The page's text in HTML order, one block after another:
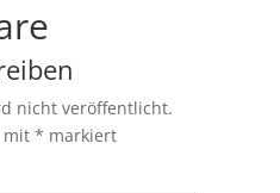
nicht veröffentlicht.
mit * markiert